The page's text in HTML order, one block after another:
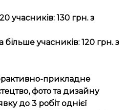
учасників: 130 грн. з
більше учасників: 120 грн. з
прикладне
фото та дизайну
до 3 робіт однієї